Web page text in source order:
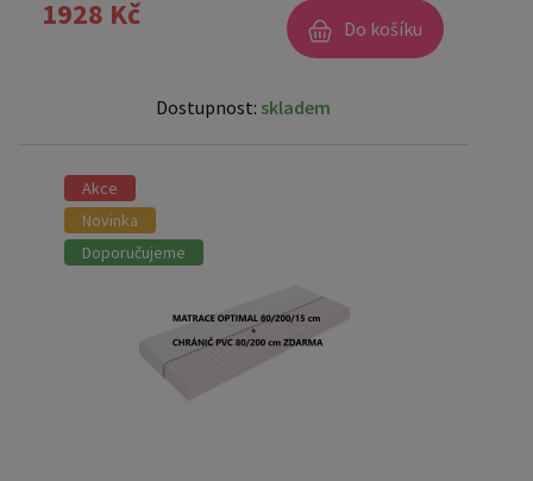
1928 Kč Do košíku
Dostupnost: skladem
Akce
Novinka
Doporučujeme